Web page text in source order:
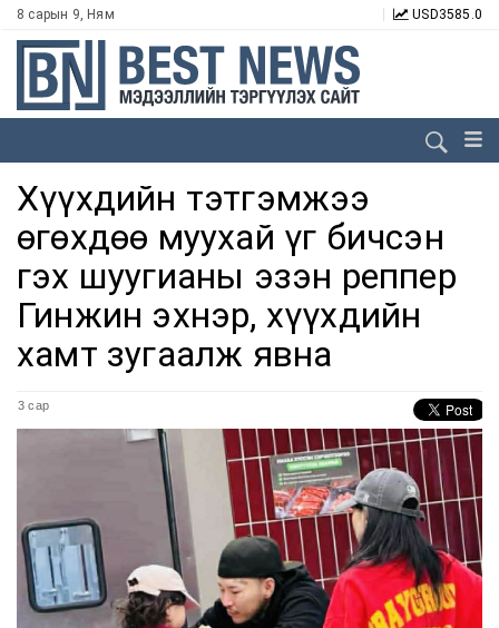
8 сарын 9, Ням USD3585.0
Хүүхдийн тэтгэмжээ
өгөхдөө муухай үг бичсэн
гэх шуугианы эзэн реппер
Гинжин эхнэр, хүүхдийн
хамт зугаалж явна
3 сар